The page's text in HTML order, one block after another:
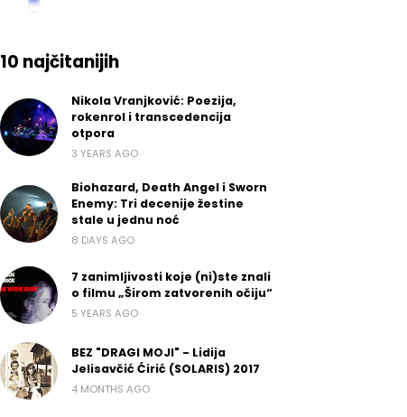
10 najčitanijih
Nikola Vranjković: Poezija,
rokenrol i transcedencija
otpora
3 YEARS AGO
Biohazard, Death Angel i Sworn
Enemy: Tri decenije žestine
stale u jednu noć
8 DAYS AGO
7 zanimljivosti koje (ni)ste znali
o filmu „Širom zatvorenih očiju“
5 YEARS AGO
BEZ "DRAGI MOJI" - Lidija
Jelisavčić Ćirić (SOLARIS) 2017
4 MONTHS AGO